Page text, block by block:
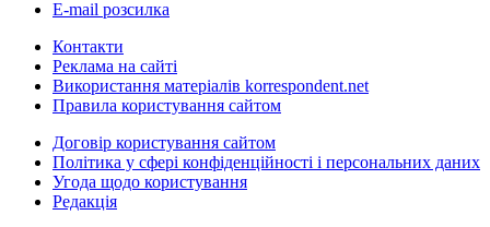
E-mail розсилка
Контакти
Реклама на сайті
Використання матеріалів korrespondent.net
Правила користування сайтом
Договір користування сайтом
Політика у сфері конфіденційності і персональних даних
Угода щодо користування
Редакція